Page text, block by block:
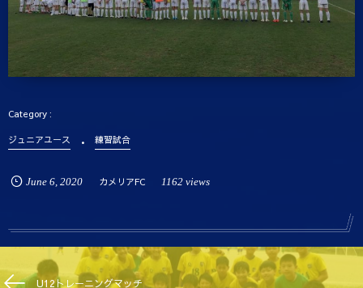
ジュニアユース 練習試合
June 6, 2020 カメリアFC 1162 views
U12トレーニングマッチ